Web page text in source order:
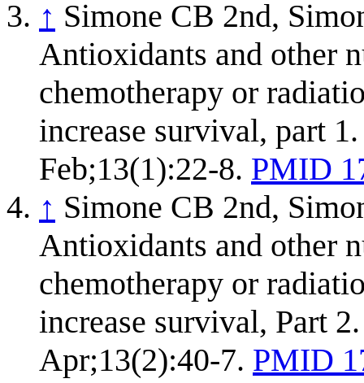
↑ Simone CB 2nd,
Antioxidants and other
chemotherapy or
increase survival, part
Feb;13(1):22-8. PMID
↑ Simone CB 2nd,
Antioxidants and other
chemotherapy or
increase survival, Part
Apr;13(2):40-7. PMID